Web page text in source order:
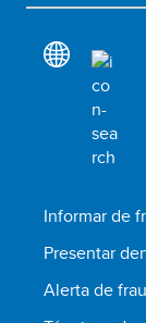
Informar de
Presentar
Alerta de